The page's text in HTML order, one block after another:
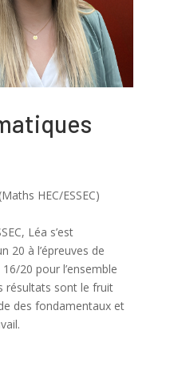
HEC/ESSEC)
Léa s’est
20 à l’épreuves de
16/20 pour l’ensemble
résultats sont le fruit
des fondamentaux et